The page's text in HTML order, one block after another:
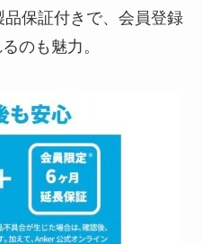
保証付きで、会員登録
のも魅力。